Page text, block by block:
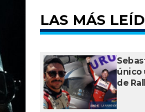
LAS MÁS
único
de